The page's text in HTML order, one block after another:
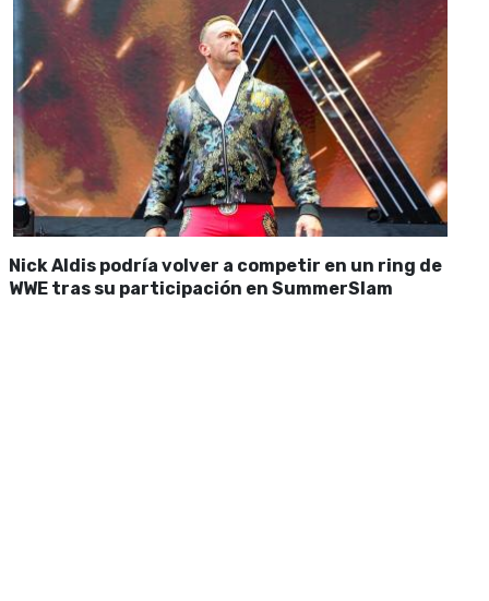
Nick Aldis podría volver a competir en un ring de
WWE tras su participación en SummerSlam